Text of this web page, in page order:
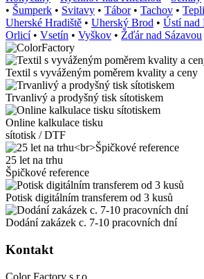
• Šumperk • Svitavy • Tábor• Tachov •
Uherské Hradiště • Uherský Brod • Ústí nad
Orlicí• Vsetín • Vyškov • Žďár nad Sázavou
Textil s vyváženým poměrem kvality a ceny
Trvanlivý a prodyšný tisk sítotiskem
Online kalkulace tisku
sítotisk / DTF
25 let na trhu
Špičkové reference
Potisk digitálním transferem od 3 kusů
Dodání zakázek c. 7-10 pracovních dní
Kontakt
Color Factory s.r.o.